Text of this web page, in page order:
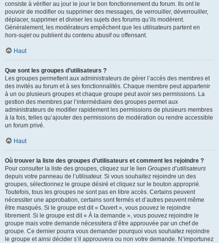
consiste à vérifier au jour le jour le bon fonctionnement du forum. Ils ont le
pouvoir de modifier ou supprimer des messages, de verrouiller, déverrouiller,
déplacer, supprimer et diviser les sujets des forums qu’ils modèrent.
Généralement, les modérateurs empêchent que les utilisateurs partent en
hors-sujetou publient du contenu abusif ou offensant.
Haut
Que sont les groupes d’utilisateurs ?
Les groupes permettent aux administrateurs de gérer l’accès des membres et
des invités au forum et à ses fonctionnalités. Chaque membre peut appartenir
à un ou plusieurs groupes et chaque groupe peut avoir ses permissions. La
gestion des membres par l’intermédiaire des groupes permet aux
administrateurs de modifier rapidement les permissions de plusieurs membres
à la fois, telles qu’ajouter des permissions de modération ou rendre accessible
un forum privé.
Haut
Où trouver la liste des groupes d’utilisateurs et comment les rejoindre ?
Pour consulter la liste des groupes, cliquez sur le lien Groupes d’utilisateurs
depuis votre panneau de l’utilisateur. Si vous souhaitez rejoindre un des
groupes, sélectionnez le groupe désiré et cliquez sur le bouton approprié.
Toutefois, tous les groupes ne sont pas en libre accès. Certains peuvent
nécessiter une approbation, certains sont fermés et d’autres peuvent même
être masqués. Si le groupe est dit « Ouvert », vous pouvez le rejoindre
librement. Si le groupe est dit « À la demande », vous pouvez rejoindre le
groupe mais votre demande nécessitera d’être approuvée par un chef de
groupe. Ce dernier pourra vous demander pourquoi vous souhaitez rejoindre
le groupe et ainsi décider s’il approuvera ou non votre demande. N’importunez